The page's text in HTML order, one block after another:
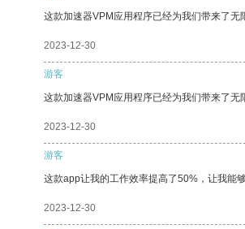
这款加速器VPM应用程序已经为我们带来了无
2023-12-30
游客
这款加速器VPM应用程序已经为我们带来了无
2023-12-30
游客
这款app让我的工作效率提高了50%，让我能
2023-12-30